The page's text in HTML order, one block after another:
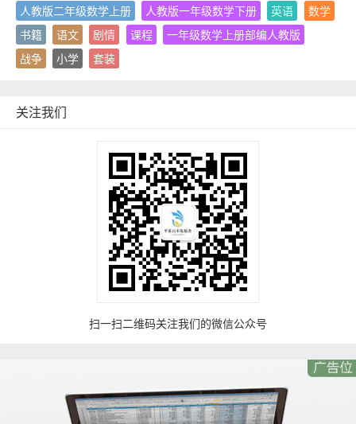
人教版二年级数学上册
人教版一年级数学下册 英语
数学
书籍
语文 剧情 课程
一年级数学上册部编人教版
战争
小学 套装
关注我们
扫一扫二维码关注我们的微信公众号